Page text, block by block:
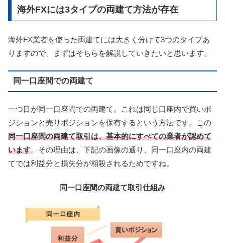
海外FXには3タイプの両建て方法が存在
海外FX業者を使った両建てには大きく分けて3つのタイプあ
りますので、まずはそちらを解説していきたいと思います。
同一口座間での両建て
一つ目が同一口座間での両建て。これは同じ口座内で買いポ
ジションと売りポジションを保有するという方法です。この
同一口座間の両建て取引は、基本的にすべての業者が認めて
います。その理由は、下記の画像の通り、同一口座内の両建
てでは利益分と損失分が相殺されるためですね。
同一口座間の両建て取引仕組み